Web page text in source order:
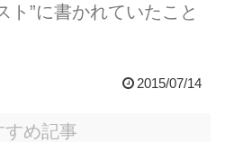
ト”に書かれていたこと
2015/07/14
すめ記事